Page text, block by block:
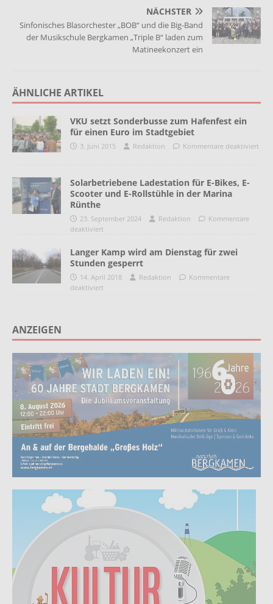
NÄCHSTER
Sinfonisches Blasorchester „BOB“ und die Big-Band
der Musikschule Bergkamen „Triple B“ laden zum
Matineekonzert ein
ÄHNLICHE ARTIKEL
VKU setzt Sonderbusse zum Hafenfest ein
für einen Euro im Stadtgebiet
3. Juni 2015 Redaktion Kommentare deaktiviert
Solarbetriebene Ladestation für E-Bikes, E-
Scooter und E-Rollstühle in der Marina
Rünthe
23. September 2024 Redaktion
Kommentare
deaktiviert
Langer Kamp wird am Dienstag für zwei
Stunden gesperrt
14. April 2018 Redaktion
Kommentare
deaktiviert
ANZEIGEN